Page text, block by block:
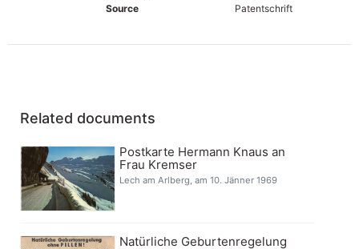
Source
Patentschrift
Related documents
Postkarte Hermann Knaus an
Frau Kremser
Lech am Arlberg, am 10. Jänner 1969
Natürliche Geburtenregelung